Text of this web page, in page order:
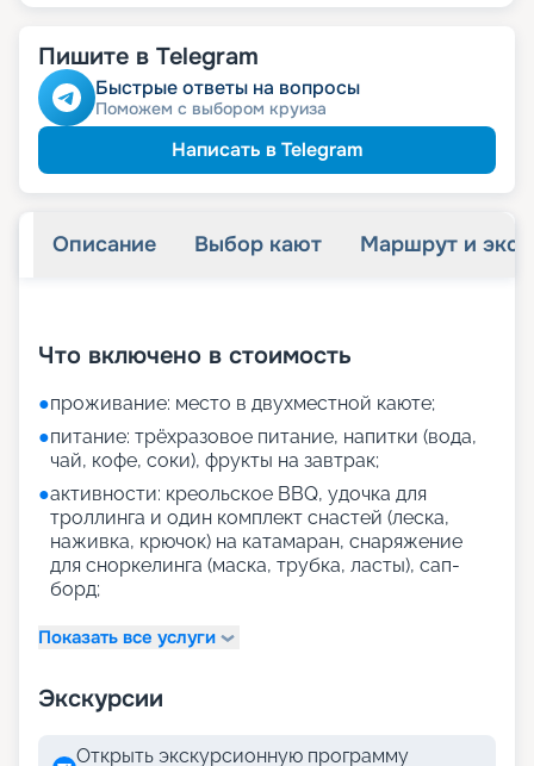
Пишите в Telegram
Быстрые ответы на вопросы
Поможем с выбором круиза
Написать в Telegram
Описание Выбор кают Маршрут и
Что включено в стоимость
●проживание: место в двухместной каюте;
●питание: трёхразовое питание, напитки (вода,
чай, кофе, соки), фрукты на завтрак;
●активности: креольское BBQ, удочка для
троллинга и один комплект снастей (леска,
наживка, крючок) на катамаран, снаряжение
для сноркелинга (маска, трубка, ласты), сап-
борд;
Показать все услуги
Экскурсии
Открыть экскурсионную программу